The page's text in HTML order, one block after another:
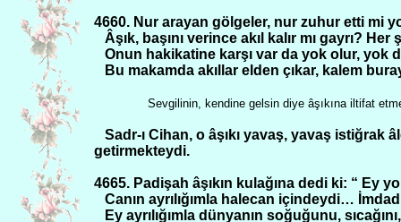
4660. Nur arayan gölgeler, nur zuhur etti mi
Âşık, başını verince akıl kalır mı gayrı?
Onun hakikatine karşı var da yok olur, yok
Bu makamda akıllar elden çıkar, kalem
Sevgilinin, kendine gelsin diye âşıkına iltifat
Sadr-ı Cihan, o âşıkı yavaş, yavaş istiğrak
getirmekteydi.
4665. Padişah âşıkın kulağına dedi ki: “ Ey
Canın ayrılığımla halecan içindeydi…
Ey ayrılığımla dünyanın soğuğunu,